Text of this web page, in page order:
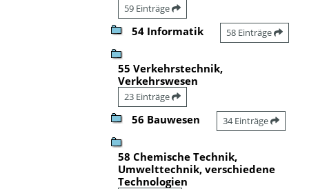
59 Einträge
54 Informatik 58 Einträge
55 Verkehrstechnik,
Verkehrswesen
23 Einträge
56 Bauwesen 34 Einträge
58 Chemische Technik,
Umwelttechnik, verschiedene
Technologien